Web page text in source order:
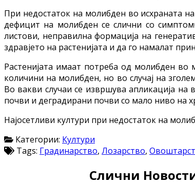
При недостаток на молибден во исхраната
дефицит на молибден се слични со
листови, неправилна формација на
здравјето на растенијата и да го намалат
Растенијата имаат потреба од молибден
количини на молибден, но во случај на
Во вакви случаи се извршува апликација на
почви и деградирани почви со мало ниво на
Најосетливи култури при недостаток на
Категории: Култури
Tags: Градинарство, Лозарство,
Слични